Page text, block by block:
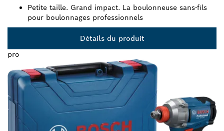
Petite taille. Grand impact. La boulonneuse sans-fils
pour boulonnages professionnels
Détails du produit
pro